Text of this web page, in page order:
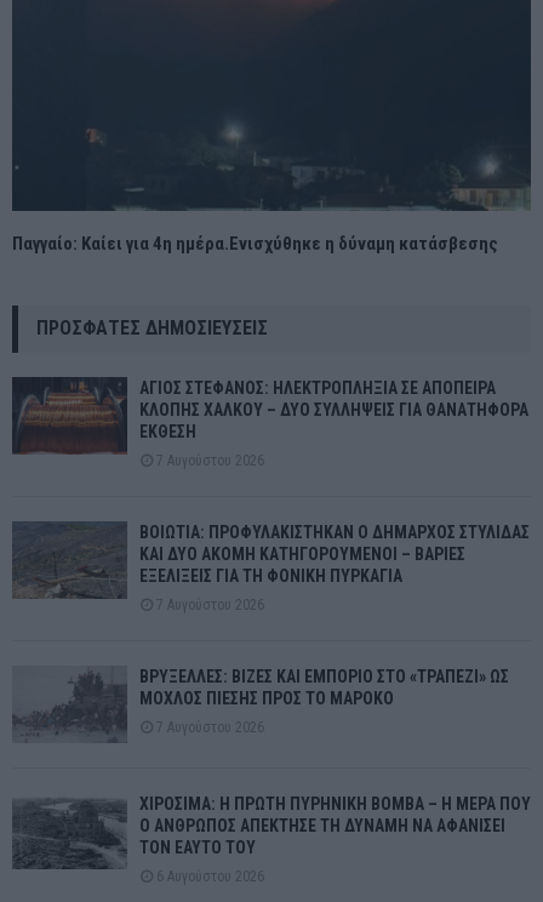
Παγγαίο: Καίει για 4η ημέρα.Ενισχύθηκε η δύναμη κατάσβεσης
ΠΡΌΣΦΑΤΕΣ ΔΗΜΟΣΙΕΎΣΕΙΣ
ΑΓΙΟΣ ΣΤΕΦΑΝΟΣ: ΗΛΕΚΤΡΟΠΛΗΞΙΑ ΣΕ ΑΠΟΠΕΙΡΑ
ΚΛΟΠΗΣ ΧΑΛΚΟΥ – ΔΥΟ ΣΥΛΛΗΨΕΙΣ ΓΙΑ ΘΑΝΑΤΗΦΟΡΑ
ΕΚΘΕΣΗ
7 Αυγούστου 2026
ΒΟΙΩΤΙΑ: ΠΡΟΦΥΛΑΚΙΣΤΗΚΑΝ Ο ΔΗΜΑΡΧΟΣ ΣΤΥΛΙΔΑΣ
ΚΑΙ ΔΥΟ ΑΚΟΜΗ ΚΑΤΗΓΟΡΟΥΜΕΝΟΙ – ΒΑΡΙΕΣ
ΕΞΕΛΙΞΕΙΣ ΓΙΑ ΤΗ ΦΟΝΙΚΗ ΠΥΡΚΑΓΙΑ
7 Αυγούστου 2026
ΒΡΥΞΕΛΛΕΣ: ΒΙΖΕΣ ΚΑΙ ΕΜΠΟΡΙΟ ΣΤΟ «ΤΡΑΠΕΖΙ» ΩΣ
ΜΟΧΛΟΣ ΠΙΕΣΗΣ ΠΡΟΣ ΤΟ ΜΑΡΟΚΟ
7 Αυγούστου 2026
ΧΙΡΟΣΙΜΑ: Η ΠΡΩΤΗ ΠΥΡΗΝΙΚΗ ΒΟΜΒΑ – Η ΜΕΡΑ ΠΟΥ
Ο ΑΝΘΡΩΠΟΣ ΑΠΕΚΤΗΣΕ ΤΗ ΔΥΝΑΜΗ ΝΑ ΑΦΑΝΙΣΕΙ
ΤΟΝ ΕΑΥΤΟ ΤΟΥ
6 Αυγούστου 2026